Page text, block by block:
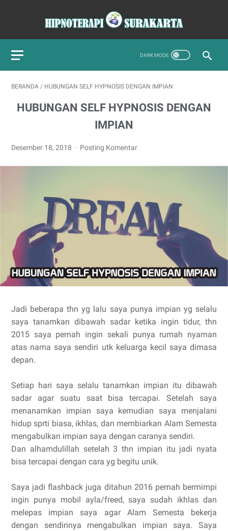
BERANDA / HUBUNGAN SELF HYPNOSIS DENGAN IMPIAN
HUBUNGAN SELF HYPNOSIS DENGAN
IMPIAN
Desember 18, 2018 Posting Komentar
Jadi beberapa thn yg lalu saya punya impian yg selalu
saya tanamkan dibawah sadar ketika ingin tidur, thn
2015 saya pernah ingin sekali punya rumah nyaman
atas nama saya sendiri utk keluarga kecil saya dimasa
depan.
Setiap hari saya selalu tanamkan impian itu dibawah
sadar agar suatu saat bisa tercapai. Setelah saya
menanamkan impian saya kemudian saya menjalani
hidup sprti biasa, ikhlas, dan membiarkan Alam Semesta
mengabulkan impian saya dengan caranya sendiri.
Dan alhamdulillah setelah 3 thn impian itu jadi nyata
bisa tercapai dengan cara yg begitu unik.
Saya jadi flashback juga ditahun 2016 pernah bermimpi
ingin punya mobil ayla/freed, saya sudah ikhlas dan
melepas impian saya agar Alam Semesta bekerja
dengan sendirinya mengabulkan impian saya. Saya